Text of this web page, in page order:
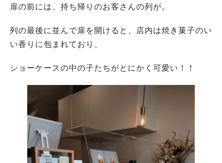
扉の前には、持ち帰りのお客さんの列が。
列の最後に並んで扉を開けると、店内は焼き菓子のい
い香りに包まれており、
ショーケースの中の子たちがとにかく可愛い！！